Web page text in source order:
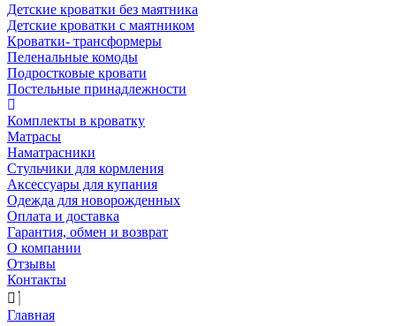
Детские кроватки без маятника
Детские кроватки с маятником
Кроватки- трансформеры
Пеленальные комоды
Подростковые кровати
Постельные принадлежности
Комплекты в кроватку
Матрасы
Наматрасники
Стульчики для кормления
Аксессуары для купания
Одежда для новорожденных
Оплата и доставка
Гарантия, обмен и возврат
О компании
Отзывы
Контакты
Главная